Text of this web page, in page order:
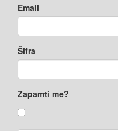
Email
Šifra
Zapamti me?